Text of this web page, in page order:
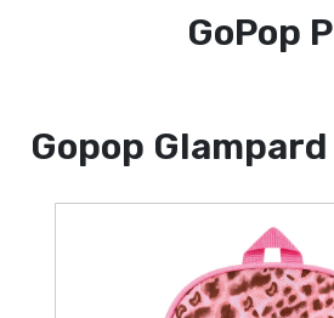
GoPop
Gopop Glampard